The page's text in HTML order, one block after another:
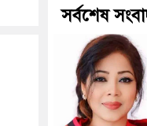
সর্বশেষ